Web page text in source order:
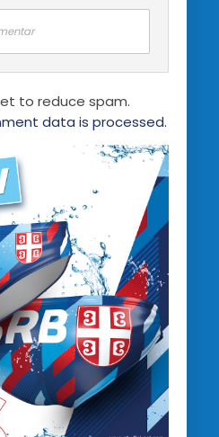
to reduce spam.
data is processed.